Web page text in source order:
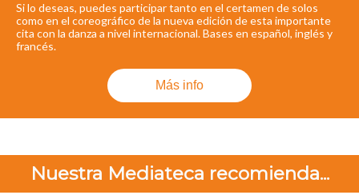
Si lo deseas, puedes participar tanto en el certamen de solos
como en el coreográfico de la nueva edición de esta importante
cita con la danza a nivel internacional. Bases en español, inglés y
francés.
Más info
Nuestra Mediateca recomienda...